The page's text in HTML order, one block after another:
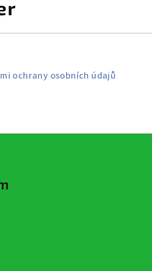
ochrany osobních údajů